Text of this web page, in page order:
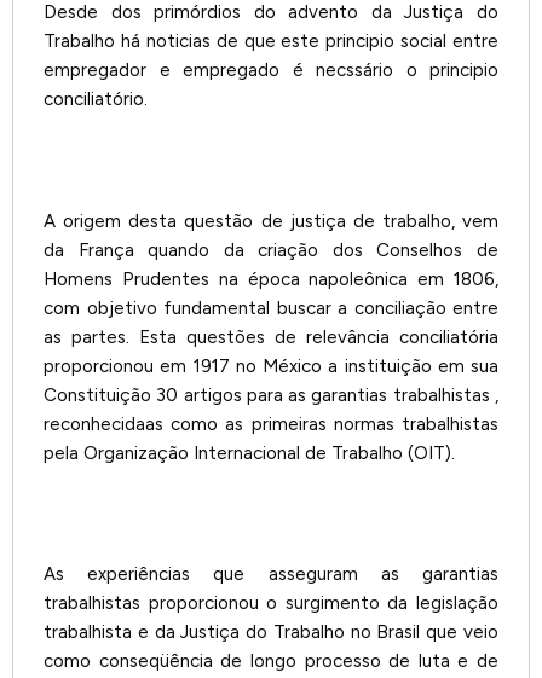
Desde dos primórdios do advento da Justiça do
Trabalho há noticias de que este principio social entre
empregador e empregado é necssário o principio
conciliatório.
A origem desta questão de justiça de trabalho, vem
da França quando da criação dos Conselhos de
Homens Prudentes na época napoleônica em 1806,
com objetivo fundamental buscar a conciliação entre
as partes. Esta questões de relevância conciliatória
proporcionou em 1917 no México a instituição em sua
Constituição 30 artigos para as garantias trabalhistas ,
reconhecidaas como as primeiras normas trabalhistas
pela Organização Internacional de Trabalho (OIT).
As experiências que asseguram as garantias
trabalhistas proporcionou o surgimento da legislação
trabalhista e da Justiça do Trabalho no Brasil que veio
como conseqüência de longo processo de luta e de